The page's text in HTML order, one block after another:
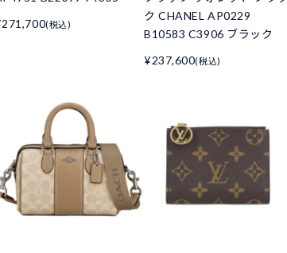
(税込)
ク CHANEL AP0229
B10583 C3906 ブラック
¥237,600(税込)